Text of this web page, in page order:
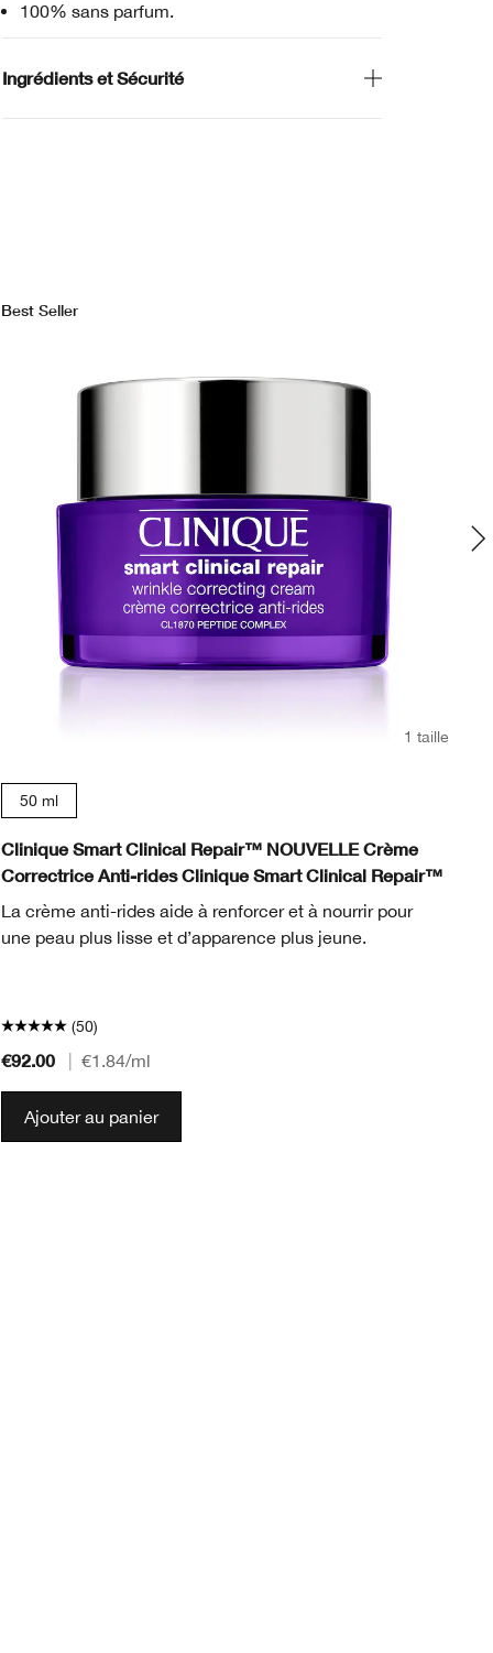
100% sans parfum.
Ingrédients et Sécurité
Best Seller
1 taille
50 ml
Clinique Smart Clinical Repair™ NOUVELLE Crème
Correctrice Anti-rides Clinique Smart Clinical Repair™
La crème anti-rides aide à renforcer et à nourrir pour
une peau plus lisse et d’apparence plus jeune.
(50)
€92.00 €1.84/ml
Ajouter au panier